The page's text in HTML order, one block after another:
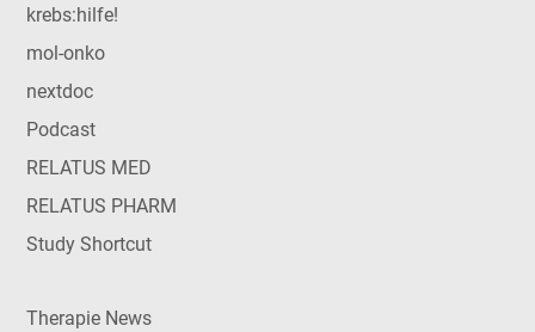
krebs:hilfe!
mol-onko
nextdoc
Podcast
RELATUS MED
RELATUS PHARM
Study Shortcut
Therapie News